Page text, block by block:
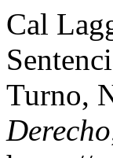
Cal
Turno,
Derecho